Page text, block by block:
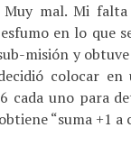
Muy mal. Mi
en lo que
misión y
colocar en
cada uno para
“suma +1 a